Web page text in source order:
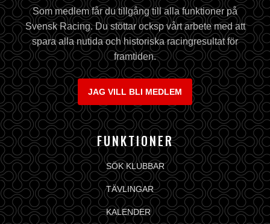
Som medlem får du tillgång till alla funktioner på
Svensk Racing. Du stöttar ocksp vårt arbete med att
spara alla nutida och historiska racingresultat för
framtiden.
JAG VILL BLI MEDLEM
FUNKTIONER
SÖK KLUBBAR
TÄVLINGAR
KALENDER